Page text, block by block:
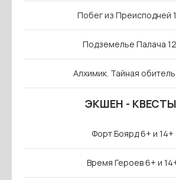
Побег из Преисподней
Подземелье Палача
Алхимик. Тайная
ЭКШЕН -
Форт Боярд 6+ и 14+
Время Героев 6+ и